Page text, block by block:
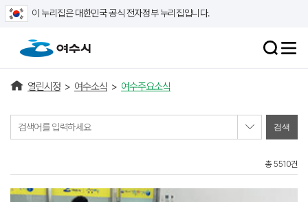
이 누리집은 대한민국 공식 전자정부 누리집입니다.
열린시정 > 여수소식 > 여수주요소식
검색어를 입력하세요
총 5510건